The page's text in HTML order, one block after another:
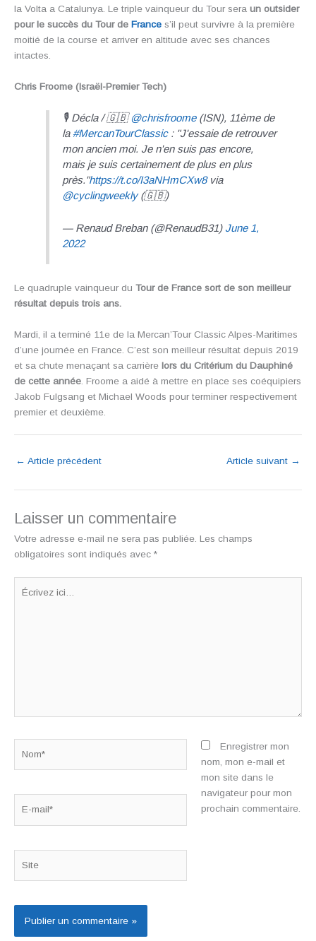
la Volta a Catalunya. Le triple vainqueur du Tour sera un outsider
pour le succès du Tour de France s’il peut survivre à la première
moitié de la course et arriver en altitude avec ses chances
intactes.
Chris Froome (Israël-Premier Tech)
🎙 Décla / 🇬🇧@chrisfroome(ISN), 11ème de
la #MercanTourClassic: "J'essaie de retrouver
mon ancien moi. Je n'en suis pas encore,
mais je suis certainement de plus en plus
près."https://t.co/I3aNHmCXw8via
@cyclingweekly(🇬🇧)
— Renaud Breban (@RenaudB31) June 1,
2022
Le quadruple vainqueur du Tour de France sort de son meilleur
résultat depuis trois ans.
Mardi, il a terminé 11e de la Mercan’Tour Classic Alpes-Maritimes
d’une journée en France. C’est son meilleur résultat depuis 2019
et sa chute menaçant sa carrière lors du Critérium du Dauphiné
de cette année . Froome a aidé à mettre en place ses coéquipiers
Jakob Fulgsang et Michael Woods pour terminer respectivement
premier et deuxième.
← Article précédent Article suivant →
Laisser un commentaire
Votre adresse e-mail ne sera pas publiée. Les champs
obligatoires sont indiqués avec *
ici…
Enregistrer mon
nom, mon e-mail et
mon site dans le
navigateur pour mon
prochain commentaire.